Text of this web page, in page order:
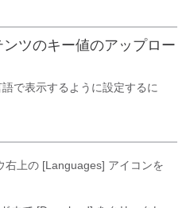
ツのキー値のアップロー
で表示するように設定するに
右上の [Languages] アイコンを